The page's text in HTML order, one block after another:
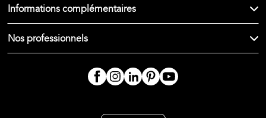
Informations complémentaires
Nos professionnels